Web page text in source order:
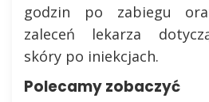
godzin po zabiegu
zaleceń lekarza
skóry po iniekcjach.
Polecamy zobaczyć